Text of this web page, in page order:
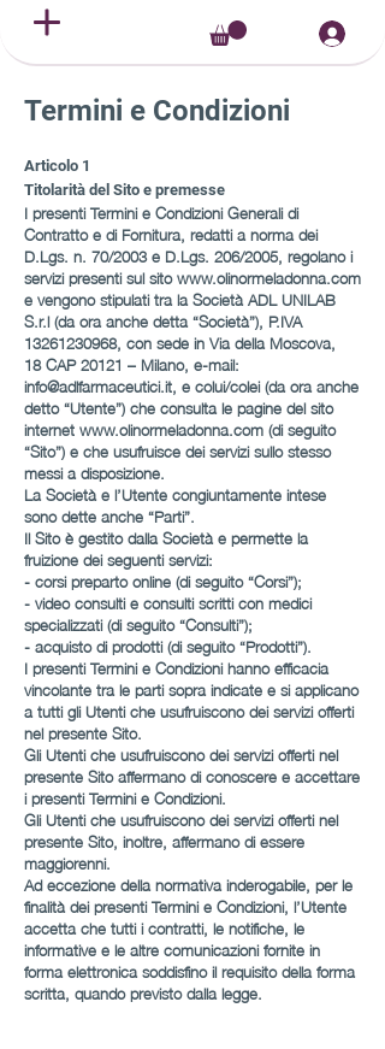
Termini e Condizioni
Articolo 1
Titolarità del Sito e premesse
I presenti Termini e Condizioni Generali di
Contratto e di Fornitura, redatti a norma dei
D.Lgs. n. 70/2003 e D.Lgs. 206/2005, regolano i
servizi presenti sul sitowww.olinormeladonna.com
e vengono stipulati tra la Società ADL UNILAB
S.r.l (da ora anche detta “Società”), P.IVA
13261230968, con sede inVia della Moscova,
18CAP20121 – Milano, e-mail:
info@adlfarmaceutici.it, e colui/colei (da ora anche
detto “Utente”) che consulta le pagine del sito
internetwww.olinormeladonna.com(di seguito
“Sito”) e che usufruisce dei servizi sullo stesso
messi a disposizione.
La Società e l’Utente congiuntamente intese
sono dette anche “Parti”.
Il Sito è gestito dalla Società e permette la
fruizione dei seguenti servizi:
- corsi preparto online (di seguito “Corsi”);
- video consulti e consulti scritti con medici
specializzati (di seguito “Consulti”);
- acquisto di prodotti (di seguito “Prodotti”).
I presenti Termini e Condizioni hanno efficacia
vincolante tra le parti sopra indicate e si applicano
a tutti gli Utenti che usufruiscono dei servizi offerti
nel presente Sito.
Gli Utenti che usufruiscono dei servizi offerti nel
presente Sito affermano di conoscere e accettare
i presenti Termini e Condizioni.
Gli Utenti che usufruiscono dei servizi offerti nel
presente Sito, inoltre, affermano di essere
maggiorenni.
Ad eccezione della normativa inderogabile, per le
finalità dei presenti Termini e Condizioni, l’Utente
accetta che tutti i contratti, le notifiche, le
informative e le altre comunicazioni fornite in
forma elettronica soddisfino il requisito della forma
scritta, quando previsto dalla legge.